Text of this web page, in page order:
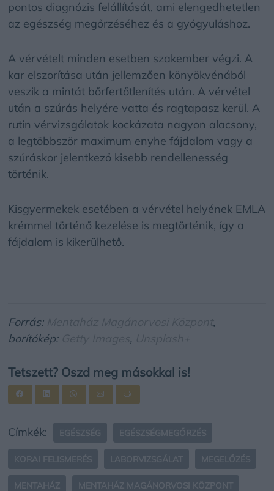
pontos diagnózis felállítását, ami elengedhetetlen
az egészség megőrzéséhez és a gyógyuláshoz.
A vérvételt minden esetben szakember végzi. A
kar elszorítása után jellemzően könyökvénából
veszik a mintát bőrfertőtlenítés után. A vérvétel
után a szúrás helyére vatta és ragtapasz kerül. A
rutin vérvizsgálatok kockázata nagyon alacsony,
a legtöbbször maximum enyhe fájdalom vagy a
szúráskor jelentkező kisebb rendellenesség
történik.
Kisgyermekek esetében a vérvétel helyének EMLA
krémmel történő kezelése is megtörténik, így a
fájdalom is kikerülhető.
Forrás:
,
borítókép:
,
Tetszett? Oszd meg másokkal is!
Címkék: EGÉSZSÉG EGÉSZSÉGMEGŐRZÉS
KORAI FELISMERÉS LABORVIZSGÁLAT MEGELŐZÉS
MENTAHÁZ MENTAHÁZ MAGÁNORVOSI KÖZPONT